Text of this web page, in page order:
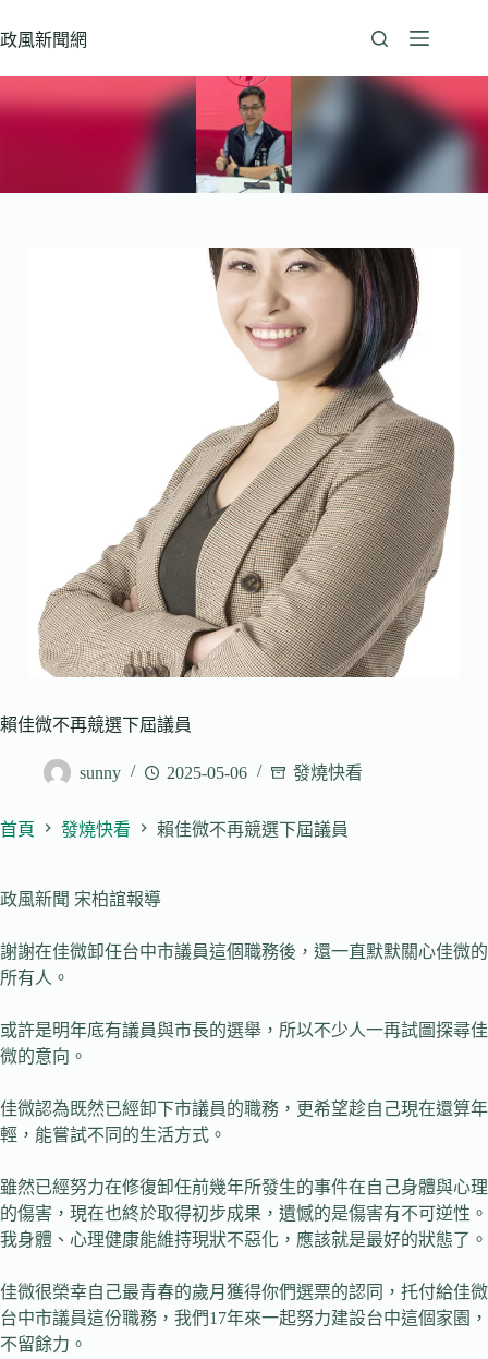
至
政風新聞網
賴佳微不再競選下屆議員
sunny 2025-05-06 發燒快看
首頁 發燒快看 賴佳微不再競選下屆議員
政風新聞 宋柏誼報導
謝謝在佳微卸任台中市議員這個職務後，還一直默默關心佳微的
所有人。
或許是明年底有議員與市長的選舉，所以不少人一再試圖探尋佳
微的意向。
佳微認為既然已經卸下市議員的職務，更希望趁自己現在還算年
輕，能嘗試不同的生活方式。
雖然已經努力在修復卸任前幾年所發生的事件在自己身體與心理
的傷害，現在也終於取得初步成果，遺憾的是傷害有不可逆性。
我身體、心理健康能維持現狀不惡化，應該就是最好的狀態了。
佳微很榮幸自己最青春的歲月獲得你們選票的認同，托付給佳微
台中市議員這份職務，我們17年來一起努力建設台中這個家園，
不留餘力。